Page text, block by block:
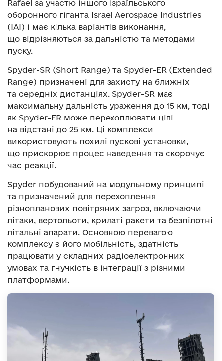
Rafael за участю іншого ізраїльського
оборонного гіганта Israel Aerospace Industries
(IAI) і має кілька варіантів виконання,
що відрізняються за дальністю та методами
пуску.
Spyder-SR (Short Range) та Spyder-ER (Extended
Range) призначені для захисту на ближніх
та середніх дистанціях. Spyder-SR має
максимальну дальність ураження до 15 км, тоді
як Spyder-ER може перехоплювати цілі
на відстані до 25 км. Ці комплекси
використовують похилі пускові установки,
що прискорює процес наведення та скорочує
час реакції.
Spyder побудований на модульному принципі
та призначений для перехоплення
різнопланових повітряних загроз, включаючи
літаки, вертольоти, крилаті ракети та безпілотні
літальні апарати. Основною перевагою
комплексу є його мобільність, здатність
працювати у складних радіоелектронних
умовах та гнучкість в інтеграції з різними
платформами.